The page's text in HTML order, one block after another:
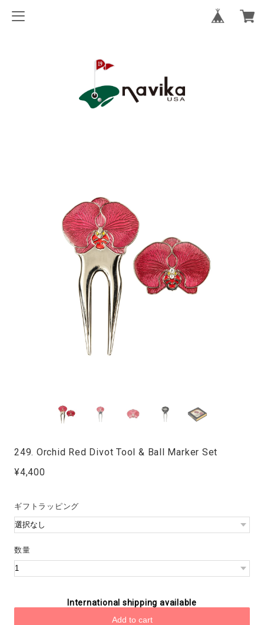
249. Orchid Red Divot Tool & Ball Marker Set
¥4,400
ギフトラッピング
数量
International shipping available
Add to cart